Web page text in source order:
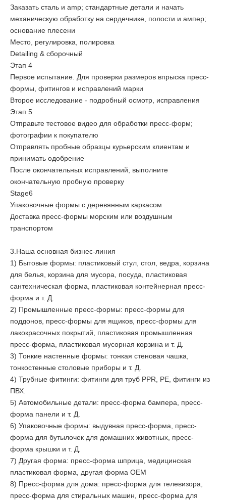
Заказать сталь и amp; стандартные детали и начать
механическую обработку на сердечнике, полости и ампер;
основание плесени
Место, регулировка, полировка
Detailing & сборочный
Этап 4
Первое испытание. Для проверки размеров впрыска пресс-
формы, фитингов и исправлений марки
Второе исследование - подробный осмотр, исправления
Этап 5
Отправьте тестовое видео для обработки пресс-форм;
фотографии к покупателю
Отправлять пробные образцы курьерским клиентам и
принимать одобрение
После окончательных исправлений, выполните
окончательную пробную проверку
Stage6
Упаковочные формы с деревянным каркасом
Доставка пресс-формы морским или воздушным
транспортом
3.Наша основная бизнес-линия
1) Бытовые формы: пластиковый стул, стол, ведра, корзина
для белья, корзина для мусора, посуда, пластиковая
сантехническая форма, пластиковая контейнерная пресс-
форма и т. Д.
2) Промышленные пресс-формы: пресс-формы для
поддонов, пресс-формы для ящиков, пресс-формы для
лакокрасочных покрытий, пластиковая промышленная
пресс-форма, пластиковая мусорная корзина и т. Д.
3) Тонкие настенные формы: тонкая стеновая чашка,
тонкостенные столовые приборы и т. Д.
4) Трубные фитинги: фитинги для труб PPR, PE, фитинги из
ПВХ.
5) Автомобильные детали: пресс-форма бампера, пресс-
форма панели и т. Д.
6) Упаковочные формы: выдувная пресс-форма, пресс-
форма для бутылочек для домашних животных, пресс-
форма крышки и т. Д.
7) Другая форма: пресс-форма шприца, медицинская
пластиковая форма, другая форма OEM
8) Пресс-форма для дома: пресс-форма для телевизора,
пресс-форма для стиральных машин, пресс-форма для